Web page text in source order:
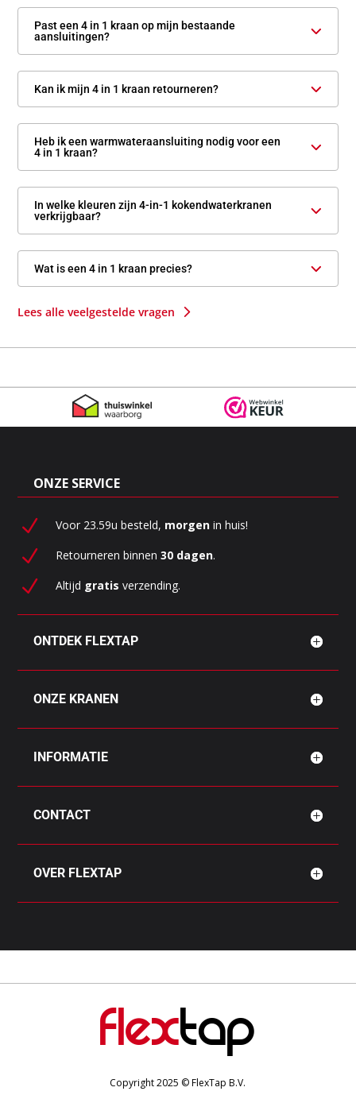
Past een 4 in 1 kraan op mijn bestaande
aansluitingen?
Kan ik mijn 4 in 1 kraan retourneren?
Heb ik een warmwateraansluiting nodig voor een
4 in 1 kraan?
In welke kleuren zijn 4-in-1 kokendwaterkranen
verkrijgbaar?
Wat is een 4 in 1 kraan precies?
5
Lees alle veelgestelde vragen
ONZE SERVICE
N Voor 23.59u besteld, morgenin huis!
N Retourneren binnen 30 dagen.
N Altijd gratis verzending.
ONTDEK FLEXTAP
ONZE KRANEN
INFORMATIE
CONTACT
OVER FLEXTAP
FlexTap
Copyright 2025 © FlexTap B.V.